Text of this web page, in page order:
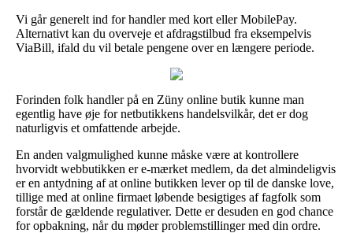
Vi går generelt ind for handler med kort eller MobilePay.
Alternativt kan du overveje et afdragstilbud fra eksempelvis
ViaBill, ifald du vil betale pengene over en længere periode.
Forinden folk handler på en Züny online butik kunne man
egentlig have øje for netbutikkens handelsvilkår, det er dog
naturligvis et omfattende arbejde.
En anden valgmulighed kunne måske være at kontrollere
hvorvidt webbutikken er e-mærket medlem, da det almindeligvis
er en antydning af at online butikken lever op til de danske love,
tillige med at online firmaet løbende besigtiges af fagfolk som
forstår de gældende regulativer. Dette er desuden en god chance
for opbakning, når du møder problemstillinger med din ordre.